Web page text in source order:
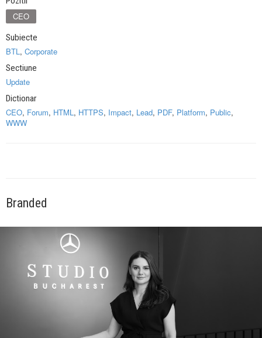
CEO
Subiecte
BTL , Corporate
Sectiune
Update
Dictionar
CEO, Forum, HTML , HTTPS, Impact, Lead, PDF, Platform, Public,
WWW
Branded